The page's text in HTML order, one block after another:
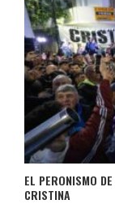
EL PERONISMO
CRISTINA